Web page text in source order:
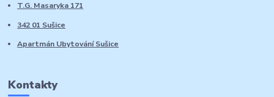
T.G. Masaryka 171
342 01 Sušice
Apartmán Ubytování Sušice
Kontakty